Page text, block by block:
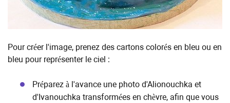
Pour créer l'image, prenez des cartons colorés en bleu ou en
bleu pour représenter le ciel :
Préparez à l'avance une photo d'Alionouchka et
d'Ivanouchka transformées en chèvre, afin que vous